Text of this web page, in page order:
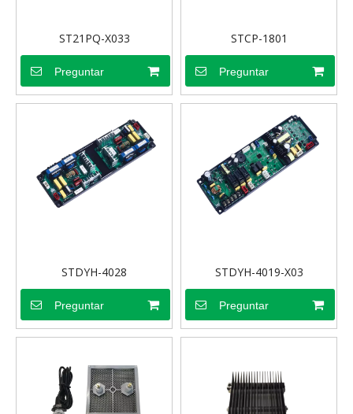
ST21PQ-X033
Preguntar
STCP-1801
Preguntar
STDYH-4028
Preguntar
STDYH-4019-X03
Preguntar